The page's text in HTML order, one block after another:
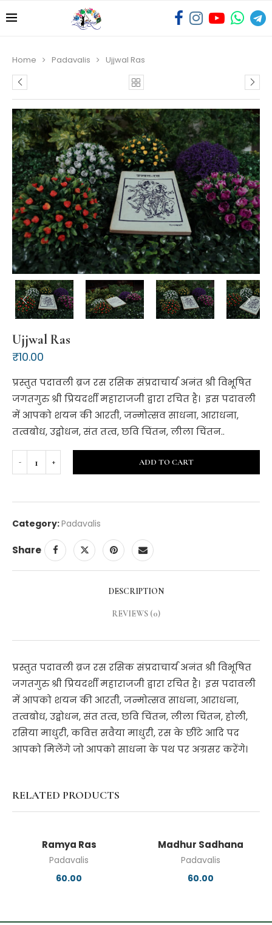
Home Padavalis Ujjwal Ras
Ujjwal Ras
₹10.00
प्रस्तुत पदावली ब्रज रस रसिक संप्रदाचार्य अनंत श्री विभूषित
जगतगुरु श्री प्रियदर्शी महाराजजी द्वारा रचित है। इस पदावली
में आपको शयन की आरती, जन्मोत्सव साधना, आराधना,
तत्वबोध, उद्बोधन, संत तत्व, छवि चिंतन, लीला चिंतन..
ADD TO CART
Category:Padavalis
Share
DESCRIPTION
REVIEWS (0)
प्रस्तुत पदावली ब्रज रस रसिक संप्रदाचार्य अनंत श्री विभूषित
जगतगुरु श्री प्रियदर्शी महाराजजी द्वारा रचित है। इस पदावली
में आपको शयन की आरती, जन्मोत्सव साधना, आराधना,
तत्वबोध, उद्बोधन, संत तत्व, छवि चिंतन, लीला चिंतन, होली,
रसिया माधुरी, कवित्त सवैया माधुरी, रस के छींटे आदि पद
आपको मिलेंगे जो आपको साधना के पथ पर अग्रसर करेंगे।
RELATED PRODUCTS
Ramya Ras
Padavalis
60.00
Madhur Sadhana
Padavalis
60.00